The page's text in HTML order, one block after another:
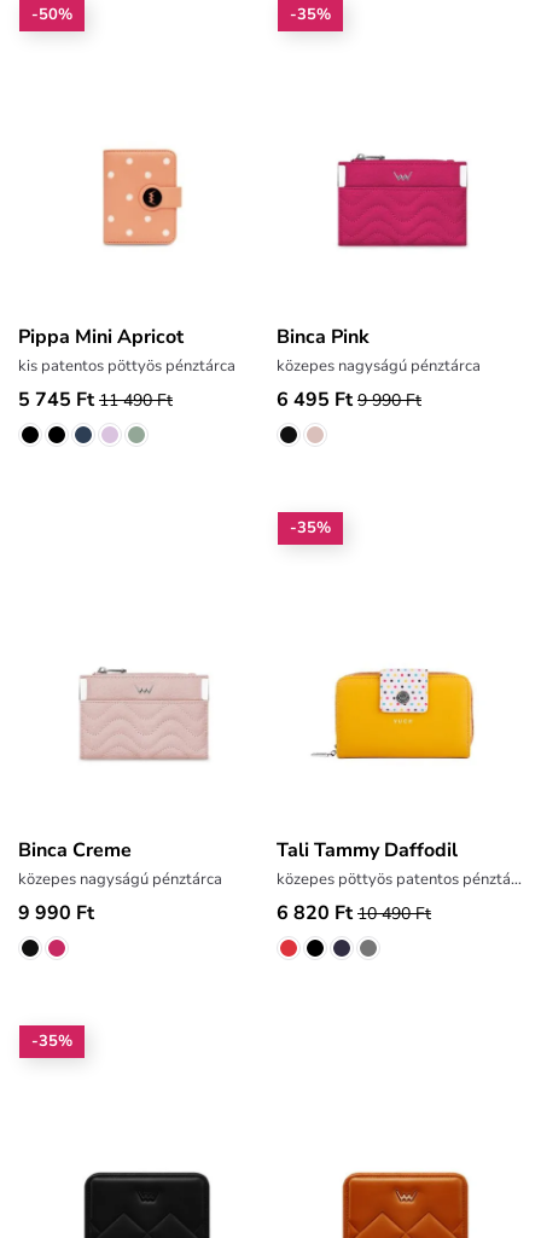
-50%
Pippa Mini Apricot
kis patentos pöttyös pénztárca
5 745 Ft 11 490 Ft
-35%
Binca Pink
közepes nagyságú pénztárca
6 495 Ft 9 990 Ft
Binca Creme
közepes nagyságú pénztárca
9 990 Ft
-35%
Tali Tammy Daffodil
közepes pöttyös patentos pénztárca
6 820 Ft 10 490 Ft
-35%